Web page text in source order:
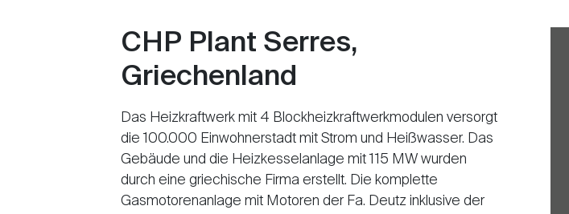
CHP Plant Serres,
Griechenland
Das Heizkraftwerk mit 4 Blockheizkraftwerkmodulen versorgt
die 100.000 Einwohnerstadt mit Strom und Heißwasser. Das
Gebäude und die Heizkesselanlage mit 115 MW wurden
durch eine griechische Firma erstellt. Die komplette
Gasmotorenanlage mit Motoren der Fa. Deutz inklusive der